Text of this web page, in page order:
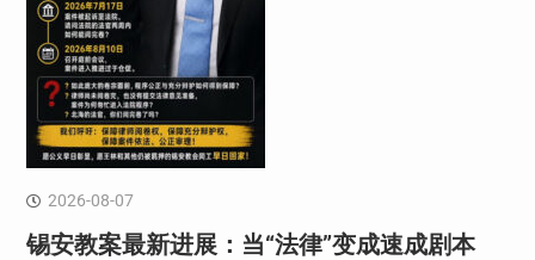
2026-08-07
锡安教案最新进展：当“法律”变成速成剧本